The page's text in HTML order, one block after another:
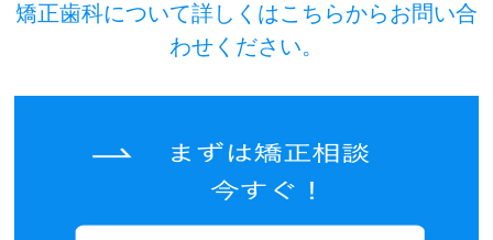
矯正歯科について詳しくはこちらからお問い合
わせください。